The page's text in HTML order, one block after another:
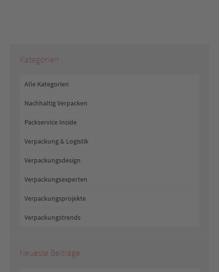
Kategorien
Alle Kategorien
Nachhaltig Verpacken
Packservice Inside
Verpackung & Logistik
Verpackungsdesign
Verpackungsexperten
Verpackungsprojekte
Verpackungstrends
Neueste Beiträge